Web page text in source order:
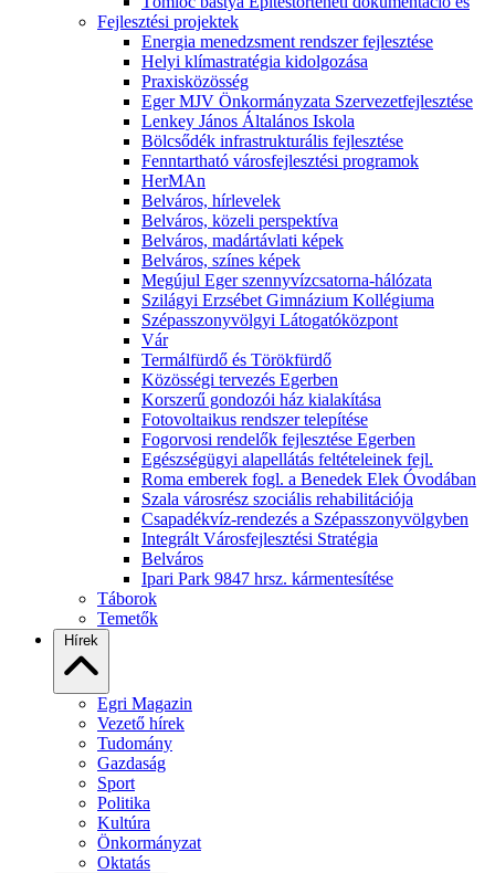
Fejlesztési projektek
Energia menedzsment rendszer fejlesztése
Helyi klímastratégia kidolgozása
Praxisközösség
Eger MJV Önkormányzata Szervezetfejlesztése
Lenkey János Általános Iskola
Bölcsődék infrastrukturális fejlesztése
Fenntartható városfejlesztési programok
HerMAn
Belváros, hírlevelek
Belváros, közeli perspektíva
Belváros, madártávlati képek
Belváros, színes képek
Megújul Eger szennyvízcsatorna-hálózata
Szilágyi Erzsébet Gimnázium Kollégiuma
Szépasszonyvölgyi Látogatóközpont
Vár
Termálfürdő és Törökfürdő
Közösségi tervezés Egerben
Korszerű gondozói ház kialakítása
Fotovoltaikus rendszer telepítése
Fogorvosi rendelők fejlesztése Egerben
Egészségügyi alapellátás feltételeinek fejl.
Roma emberek fogl. a Benedek Elek Óvodában
Szala városrész szociális rehabilitációja
Csapadékvíz-rendezés a Szépasszonyvölgyben
Integrált Városfejlesztési Stratégia
Belváros
Ipari Park 9847 hrsz. kármentesítése
Táborok
Temetők
Hírek
Egri Magazin
Vezető hírek
Tudomány
Gazdaság
Sport
Politika
Kultúra
Önkormányzat
Oktatás